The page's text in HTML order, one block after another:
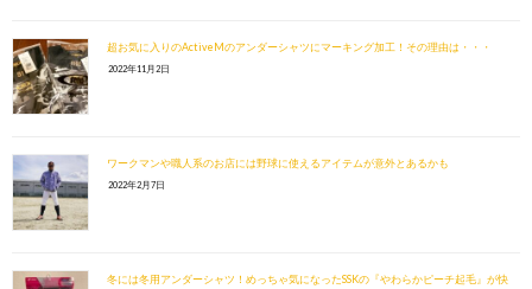
超お気に入りのActiveMのアンダーシャツにマーキング加工！その理由は・・・
2022年11月2日
ワークマンや職人系のお店には野球に使えるアイテムが意外とあるかも
2022年2月7日
冬には冬用アンダーシャツ！めっちゃ気になったSSKの『やわらかピーチ起毛』が快